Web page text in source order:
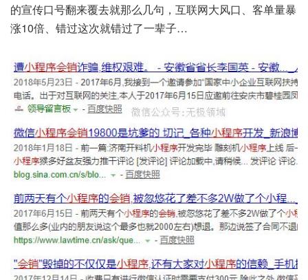
的宣传口号翻来覆去就那么几句，互联网大风口、客单量暴
涨10倍、错过这次就错过了一辈子…